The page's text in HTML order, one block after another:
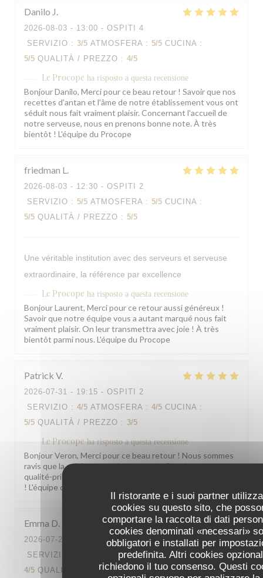
Il ristorante e i suoi partner
cookies su questo sito, che
comportare la raccolta di dati
cookies denominati «necessari»
obbligatori e installati per
predefinita. Altri cookies
richiedono il tuo consenso. Questi
Danilo J
2026-08-03 - 13:00 - OSPITI 4
SERVIZIO : 3/5 ATMOSFERA : 5/5 CUCINA :
5/5 QUALITÀ / PREZZO : 4/5
Le Procope ha risposto a questa recensione
Bonjour Danilo, Merci pour ce beau retour ! Savoir que nos
recettes d'antan et l'âme de notre établissement vous ont
séduit nous fait vraiment plaisir. Concernant l'accueil de
notre serveuse, nous en prenons bonne note. À très
bientôt ! L'équipe du Procope
friedman L
2026-08-03 - 12:30 - OSPITI 2
SERVIZIO : 5/5 ATMOSFERA : 5/5 CUCINA :
5/5 QUALITÀ / PREZZO : 5/5
Une véritable institution avec des serveurs et serveuse
extraordinaire, la référence par excellence
Le Procope ha risposto a questa recensione
Bonjour Laurent, Merci pour ce retour aussi généreux !
Savoir que notre équipe vous a autant marqué nous fait
vraiment plaisir. On leur transmettra avec joie ! À très
bientôt parmi nous. L'équipe du Procope
Patrick V
2026-07-31 - 19:15 - OSPITI 2
SERVIZIO : 4/5 ATMOSFERA : 4/5 CUCINA :
5/5 QUALITÀ / PREZZO : 3/5
Le Procope ha risposto a questa recensione
Bonjour Veron, Merci pour ce beau retour ! Nous sommes
ravis que la cuisine vous ait autant plu. Pour le rapport
qualité-prix, votre remarque est bien notée. À très bientôt
! L'équipe du Procope
Emma D
2026-07-29
- 18:30 - OSPITI 2
SERVIZIO
ATMOSFERA: 4/5 CUCINA:
4/5 QUALITÀ / PREZZO: 4/5